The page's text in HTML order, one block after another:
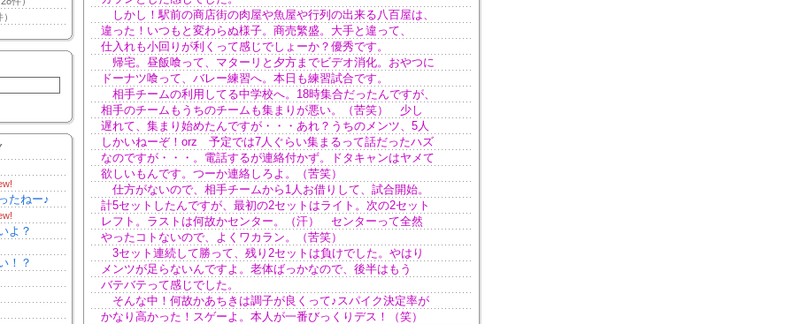
たねー♪
よ？
！？
しかし！駅前の商店街の肉屋や魚屋や行列の出来る八百屋は、
違った！いつもと変わらぬ様子。商売繁盛。大手と違って、
仕入れも小回りが利くって感じでしょーか？優秀です。
帰宅。昼飯喰って、マターリと夕方までビデオ消化。おやつに
ドーナツ喰って、バレー練習へ。本日も練習試合です。
相手チームの利用してる中学校へ。18時集合だったんですが、
相手のチームもうちのチームも集まりが悪い。（苦笑） 少し
遅れて、集まり始めたんですが・・・あれ？うちのメンツ、5人
しかいねーぞ！orz 予定では7人ぐらい集まるって話だったハズ
なのですが・・・。電話するが連絡付かず。ドタキャンはヤメて
欲しいもんです。つーか連絡しろよ。（苦笑）
仕方がないので、相手チームから1人お借りして、試合開始。
計5セットしたんですが、最初の2セットはライト。次の2セット
レフト。ラストは何故かセンター。（汗） センターって全然
やったコトないので、よくワカラン。（苦笑）
3セット連続して勝って、残り2セットは負けでした。やはり
メンツが足らないんですよ。老体ばっかなので、後半はもう
バテバテって感じでした。
そんな中！何故かあちきは調子が良くって♪スパイク決定率が
かなり高かった！スゲーよ。本人が一番びっくりデス！（笑）